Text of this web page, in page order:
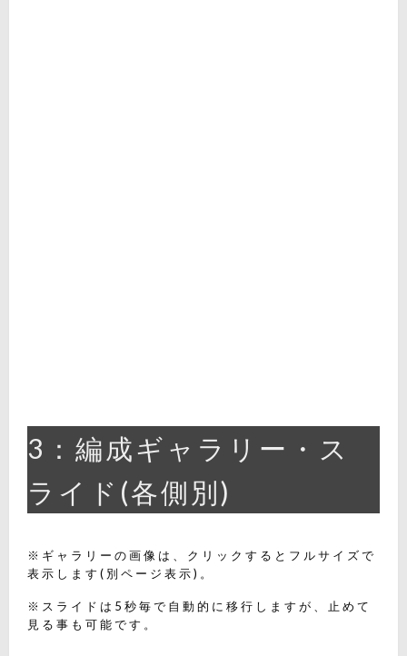
3：編成ギャラリー・ス
ライド(各側別)
※ギャラリーの画像は、クリックするとフルサイズで
表示します(別ページ表示)。
※スライドは5秒毎で自動的に移行しますが、止めて
見る事も可能です。